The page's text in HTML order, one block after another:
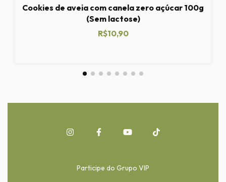
Cookies de aveia com canela zero açúcar 100g
(Sem lactose)
R$10,90
Participe do Grupo VIP